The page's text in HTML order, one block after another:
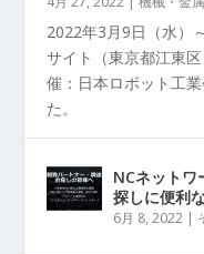
2022年3月9日（水）
サイト（東京都江東
催：日本ロボット工
た。
NCネットワ
探しに便利
6月 8, 2022 |